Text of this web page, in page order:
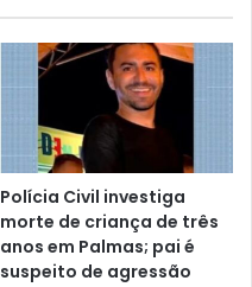
Polícia Civil investiga
morte de criança de três
anos em Palmas; pai é
suspeito de agressão